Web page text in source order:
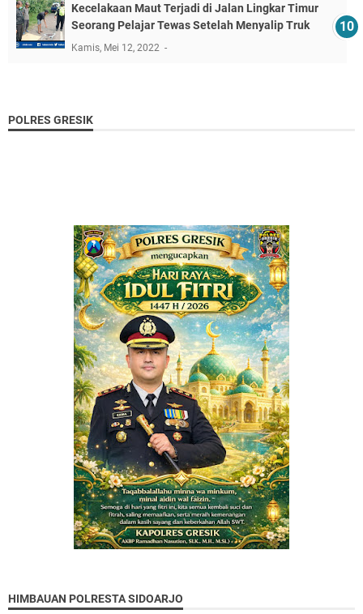
Kecelakaan Maut Terjadi di Jalan Lingkar Timur
Seorang Pelajar Tewas Setelah Menyalip Truk
Kamis, Mei 12, 2022
POLRES GRESIK
HIMBAUAN POLRESTA SIDOARJO